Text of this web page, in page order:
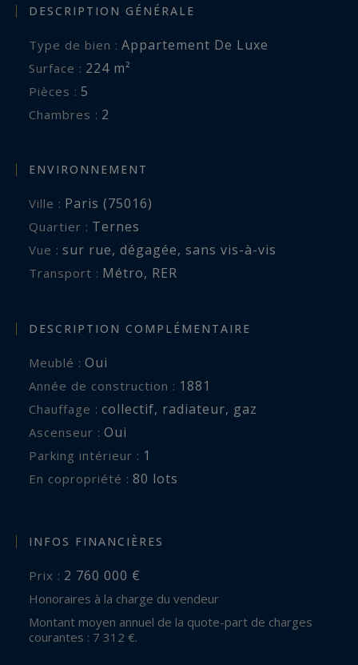
haussmanniens : des volumes spectaculaires, un
parmi les plus recherchées de l'ouest parisien
DESCRIPTION GÉNÉRALE
Type de bien : Appartement De Luxe
Surface : 224 m²
Pièces : 5
Chambres : 2
ENVIRONNEMENT
Ville : Paris (75016)
Quartier : Ternes
Vue : sur rue, dégagée, sans vis-à-vis
Transport : Métro, RER
DESCRIPTION COMPLÉMENTAIRE
Meublé : Oui
Année de construction : 1881
Chauffage : collectif, radiateur, gaz
Ascenseur : Oui
parking intérieur : 1
En copropriété : 80 lots
INFOS FINANCIÈRES
Prix : 2 760 000 €
Honoraires à la charge du vendeur
Montant moyen annuel de la quote-part de charges
courantes : 7 312 €.